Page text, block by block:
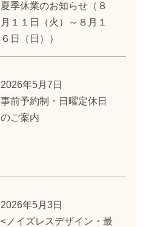
夏季休業のお知らせ（８
月１１日（火）～８月１
６日（日））
2026年5月7日
事前予約制・日曜定休日
のご案内
2026年5月3日
<ノイズレスデザイン・最